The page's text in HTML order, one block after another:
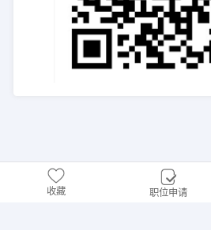
收藏 职位申请